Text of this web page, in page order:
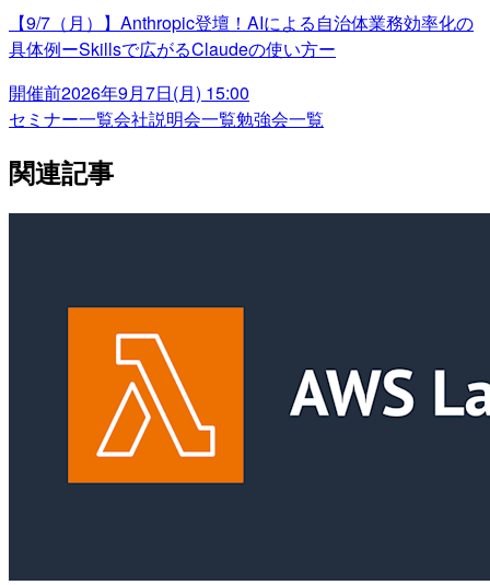
【9/7（月）】Anthropic登壇！AIによる自治体業務効率化の
具体例ーSkillsで広がるClaudeの使い方ー
開催前2026年9月7日(月) 15:00
セミナー一覧会社説明会一覧勉強会一覧
関連記事